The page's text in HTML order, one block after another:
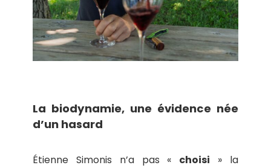
La biodynamie, une évidence née
d’un hasard
Étienne Simonis n’a pas « choisi » la